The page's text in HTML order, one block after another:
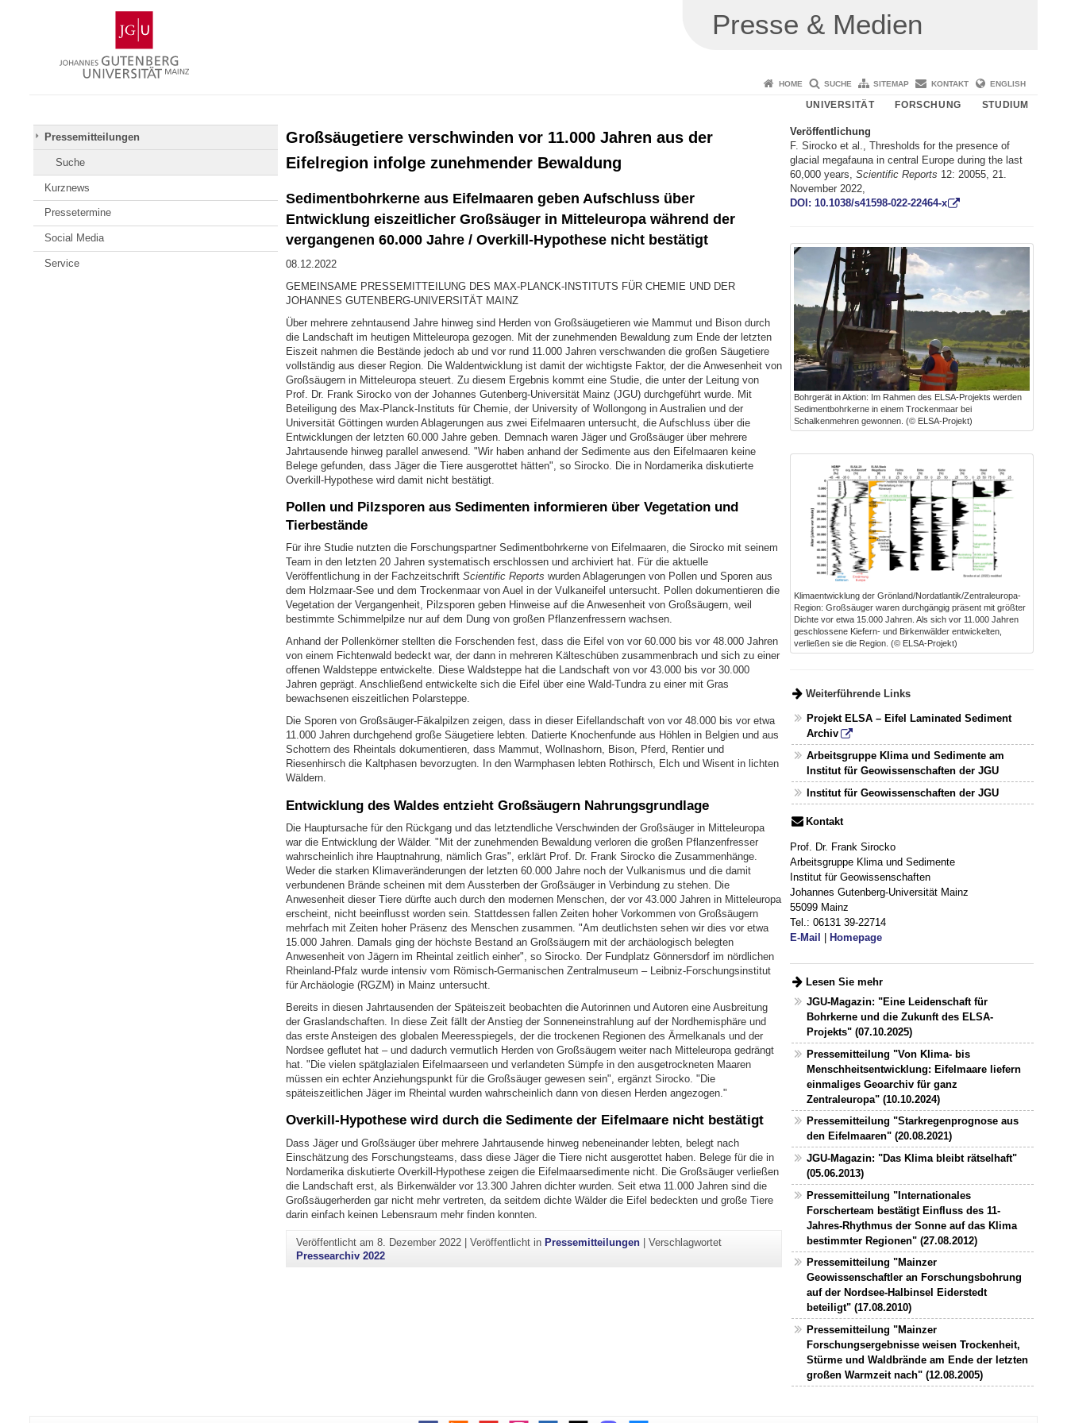
Gutenberg-
Universität
Mainz
Presse & Medien
HOME SUCHE SITEMAP KONTAKT ENGLISH
UNIVERSITÄT FORSCHUNG STUDIUM
Pressemitteilungen
Suche
Kurznews
Pressetermine
Social Media
Service
Großsäugetiere verschwinden vor 11.000 Jahren aus der
Eifelregion infolge zunehmender Bewaldung
Sedimentbohrkerne aus Eifelmaaren geben Aufschluss über
Entwicklung eiszeitlicher Großsäuger in Mitteleuropa während der
vergangenen 60.000 Jahre / Overkill-Hypothese nicht bestätigt
08.12.2022
GEMEINSAME PRESSEMITTEILUNG DES MAX-PLANCK-INSTITUTS FÜR CHEMIE UND DER
JOHANNES GUTENBERG-UNIVERSITÄT MAINZ
Über mehrere zehntausend Jahre hinweg sind Herden von Großsäugetieren wie Mammut und Bison durch
die Landschaft im heutigen Mitteleuropa gezogen. Mit der zunehmenden Bewaldung zum Ende der letzten
Eiszeit nahmen die Bestände jedoch ab und vor rund 11.000 Jahren verschwanden die großen Säugetiere
vollständig aus dieser Region. Die Waldentwicklung ist damit der wichtigste Faktor, der die Anwesenheit von
Großsäugern in Mitteleuropa steuert. Zu diesem Ergebnis kommt eine Studie, die unter der Leitung von
Prof. Dr. Frank Sirocko von der Johannes Gutenberg-Universität Mainz (JGU) durchgeführt wurde. Mit
Beteiligung des Max-Planck-Instituts für Chemie, der University of Wollongong in Australien und der
Universität Göttingen wurden Ablagerungen aus zwei Eifelmaaren untersucht, die Aufschluss über die
Entwicklungen der letzten 60.000 Jahre geben. Demnach waren Jäger und Großsäuger über mehrere
Jahrtausende hinweg parallel anwesend. "Wir haben anhand der Sedimente aus den Eifelmaaren keine
Belege gefunden, dass Jäger die Tiere ausgerottet hätten", so Sirocko. Die in Nordamerika diskutierte
Overkill-Hypothese wird damit nicht bestätigt.
Pollen und Pilzsporen aus Sedimenten informieren über Vegetation und
Tierbestände
Für ihre Studie nutzten die Forschungspartner Sedimentbohrkerne von Eifelmaaren, die Sirocko mit seinem
Team in den letzten 20 Jahren systematisch erschlossen und archiviert hat. Für die aktuelle
Veröffentlichung in der Fachzeitschrift Scientific Reports wurden Ablagerungen von Pollen und Sporen aus
dem Holzmaar-See und dem Trockenmaar von Auel in der Vulkaneifel untersucht. Pollen dokumentieren die
Vegetation der Vergangenheit, Pilzsporen geben Hinweise auf die Anwesenheit von Großsäugern, weil
bestimmte Schimmelpilze nur auf dem Dung von großen Pflanzenfressern wachsen.
Anhand der Pollenkörner stellten die Forschenden fest, dass die Eifel von vor 60.000 bis vor 48.000 Jahren
von einem Fichtenwald bedeckt war, der dann in mehreren Kälteschüben zusammenbrach und sich zu einer
offenen Waldsteppe entwickelte. Diese Waldsteppe hat die Landschaft von vor 43.000 bis vor 30.000
Jahren geprägt. Anschließend entwickelte sich die Eifel über eine Wald-Tundra zu einer mit Gras
bewachsenen eiszeitlichen Polarsteppe.
Die Sporen von Großsäuger-Fäkalpilzen zeigen, dass in dieser Eifellandschaft von vor 48.000 bis vor etwa
11.000 Jahren durchgehend große Säugetiere lebten. Datierte Knochenfunde aus Höhlen in Belgien und aus
Schottern des Rheintals dokumentieren, dass Mammut, Wollnashorn, Bison, Pferd, Rentier und
Riesenhirsch die Kaltphasen bevorzugten. In den Warmphasen lebten Rothirsch, Elch und Wisent in lichten
Wäldern.
Entwicklung des Waldes entzieht Großsäugern Nahrungsgrundlage
Die Hauptursache für den Rückgang und das letztendliche Verschwinden der Großsäuger in Mitteleuropa
war die Entwicklung der Wälder. "Mit der zunehmenden Bewaldung verloren die großen Pflanzenfresser
wahrscheinlich ihre Hauptnahrung, nämlich Gras", erklärt Prof. Dr. Frank Sirocko die Zusammenhänge.
Weder die starken Klimaveränderungen der letzten 60.000 Jahre noch der Vulkanismus und die damit
verbundenen Brände scheinen mit dem Aussterben der Großsäuger in Verbindung zu stehen. Die
Anwesenheit dieser Tiere dürfte auch durch den modernen Menschen, der vor 43.000 Jahren in Mitteleuropa
erscheint, nicht beeinflusst worden sein. Stattdessen fallen Zeiten hoher Vorkommen von Großsäugern
mehrfach mit Zeiten hoher Präsenz des Menschen zusammen. "Am deutlichsten sehen wir dies vor etwa
15.000 Jahren. Damals ging der höchste Bestand an Großsäugern mit der archäologisch belegten
Anwesenheit von Jägern im Rheintal zeitlich einher", so Sirocko. Der Fundplatz Gönnersdorf im nördlichen
Rheinland-Pfalz wurde intensiv vom Römisch-Germanischen Zentralmuseum – Leibniz-Forschungsinstitut
für Archäologie (RGZM) in Mainz untersucht.
Bereits in diesen Jahrtausenden der Späteiszeit beobachten die Autorinnen und Autoren eine Ausbreitung
der Graslandschaften. In diese Zeit fällt der Anstieg der Sonneneinstrahlung auf der Nordhemisphäre und
das erste Ansteigen des globalen Meeresspiegels, der die trockenen Regionen des Ärmelkanals und der
Nordsee geflutet hat – und dadurch vermutlich Herden von Großsäugern weiter nach Mitteleuropa gedrängt
hat. "Die vielen spätglazialen Eifelmaarseen und verlandeten Sümpfe in den ausgetrockneten Maaren
müssen ein echter Anziehungspunkt für die Großsäuger gewesen sein", ergänzt Sirocko. "Die
späteiszeitlichen Jäger im Rheintal wurden wahrscheinlich dann von diesen Herden angezogen."
Overkill-Hypothese wird durch die Sedimente der Eifelmaare nicht bestätigt
Dass Jäger und Großsäuger über mehrere Jahrtausende hinweg nebeneinander lebten, belegt nach
Einschätzung des Forschungsteams, dass diese Jäger die Tiere nicht ausgerottet haben. Belege für die in
Nordamerika diskutierte Overkill-Hypothese zeigen die Eifelmaarsedimente nicht. Die Großsäuger verließen
die Landschaft erst, als Birkenwälder vor 13.300 Jahren dichter wurden. Seit etwa 11.000 Jahren sind die
Großsäugerherden gar nicht mehr vertreten, da seitdem dichte Wälder die Eifel bedeckten und große Tiere
darin einfach keinen Lebensraum mehr finden konnten.
Veröffentlicht am8. Dezember 2022 |Veröffentlicht in Pressemitteilungen |Verschlagwortet
Pressearchiv 2022
Veröffentlichung
F. Sirocko et al., Thresholds for the presence of
glacial megafauna in central Europe during the last
60,000 years, Scientific Reports 12: 20055, 21.
November 2022,
DOI: 10.1038/s41598-022-22464-x
Bohrgerät in Aktion: Im Rahmen des ELSA-Projekts werden
Sedimentbohrkerne in einem Trockenmaar bei
Schalkenmehren gewonnen. (© ELSA-Projekt)
Klimaentwicklung der Grönland/Nordatlantik/Zentraleuropa-
Region: Großsäuger waren durchgängig präsent mit größter
Dichte vor etwa 15.000 Jahren. Als sich vor 11.000 Jahren
geschlossene Kiefern- und Birkenwälder entwickelten,
verließen sie die Region. (© ELSA-Projekt)
Weiterführende Links
Projekt ELSA – Eifel Laminated Sediment
Archiv
Arbeitsgruppe Klima und Sedimente am
Institut für Geowissenschaften der JGU
Institut für Geowissenschaften der JGU
Kontakt
Prof. Dr. Frank Sirocko
Arbeitsgruppe Klima und Sedimente
Institut für Geowissenschaften
Johannes Gutenberg-Universität Mainz
55099 Mainz
Tel.: 06131 39-22714
E-Mail
Homepage
Lesen Sie mehr
JGU-Magazin: "Eine Leidenschaft für
Bohrkerne und die Zukunft des ELSA-
Projekts" (07.10.2025)
Pressemitteilung "Von Klima- bis
Menschheitsentwicklung: Eifelmaare liefern
einmaliges Geoarchiv für ganz
Zentraleuropa" (10.10.2024)
Pressemitteilung "Starkregenprognose aus
den Eifelmaaren" (20.08.2021)
JGU-Magazin: "Das Klima bleibt rätselhaft"
(05.06.2013)
Pressemitteilung "Internationales
Forscherteam bestätigt Einfluss des 11-
Jahres-Rhythmus der Sonne auf das Klima
bestimmter Regionen" (27.08.2012)
Pressemitteilung "Mainzer
Geowissenschaftler an Forschungsbohrung
auf der Nordsee-Halbinsel Eiderstedt
beteiligt" (17.08.2010)
Pressemitteilung "Mainzer
Forschungsergebnisse weisen Trockenheit,
Stürme und Waldbrände am Ende der letzten
großen Warmzeit nach" (12.08.2005)